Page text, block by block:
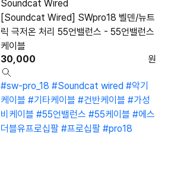
Soundcat Wired
[Soundcat Wired] SWpro18 벨덴/뉴트
릭 극저온 처리 55언밸런스 - 55언밸런스
케이블
30,000
원
#sw-pro_18 #Soundcat wired #악기
케이블 #기타케이블 #건반케이블 #가성
비케이블 #55언밸런스 #55케이블 #에스
더블유프로십팔 #프로십팔 #pro18